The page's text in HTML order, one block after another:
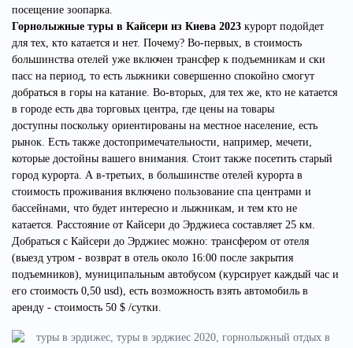
посещение зоопарка.
Горнолыжные туры в Кайсери из Киева 2023 курорт подойдет
для тех, кто катается и нет. Почему? Во-первых, в стоимость
большинства отелей уже включен трансфер к подъемникам и ски
пасс на период, то есть лыжники совершенно спокойно смогут
добраться в горы на катание. Во-вторых, для тех же, кто не катается
в городе есть два торговых центра, где цены на товары
доступны поскольку ориентированы на местное население, есть
рынок. Есть также достопримечательности, например, мечети,
которые достойны вашего внимания. Стоит также посетить старый
город курорта. А в-третьих, в большинстве отелей курорта в
стоимость проживания включено пользование спа центрами и
бассейнами, что будет интересно и лыжникам, и тем кто не
катается. Расстояние от Кайсери до Эрджиеса составляет 25 км.
Добраться с Кайсери до Эрджиес можно: трансфером от отеля
(выезд утром - возврат в отель около 16:00 после закрытия
подъемников), муниципальным автобусом (курсирует каждый час и
его стоимость 0,50 usd), есть возможность взять автомобиль в
аренду - стоимость 50 $ /сутки.